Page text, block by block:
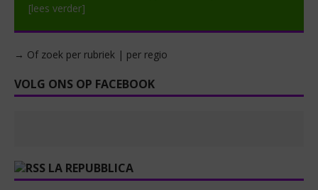
[lees verder]
→ Of zoek per rubriek | per regio
VOLG ONS OP FACEBOOK
LA REPUBBLICA